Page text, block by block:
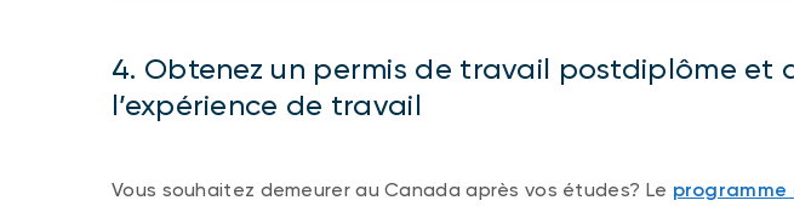
4. Obtenez un permis de travail postdiplôme et
l’expérience de travail
Vous souhaitez demeurer au Canada après vos études? Le